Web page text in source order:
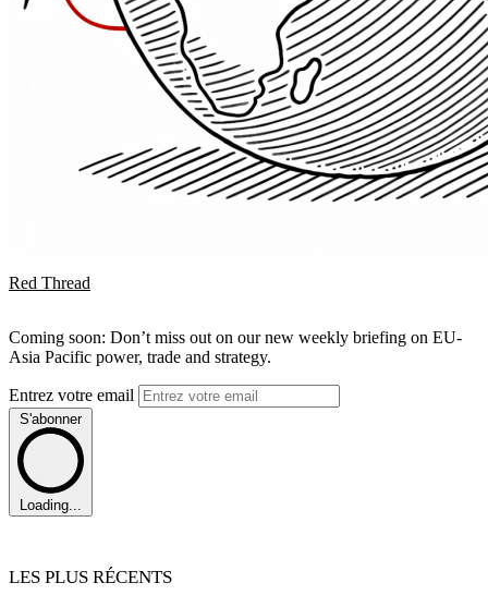
Red Thread
Coming soon: Don’t miss out on our new weekly briefing on EU-
Asia Pacific power, trade and strategy.
Entrez votre email
S'abonner
Loading...
LES PLUS RÉCENTS